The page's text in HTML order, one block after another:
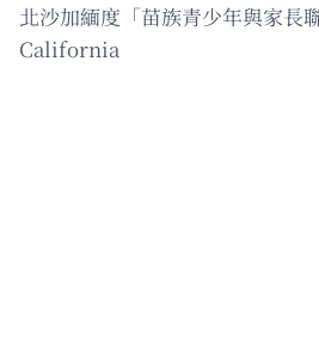
北沙加緬度「苗族青少年與家長
California